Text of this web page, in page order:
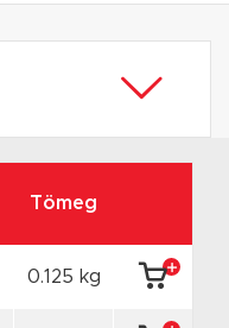
Tömeg
0.125 kg